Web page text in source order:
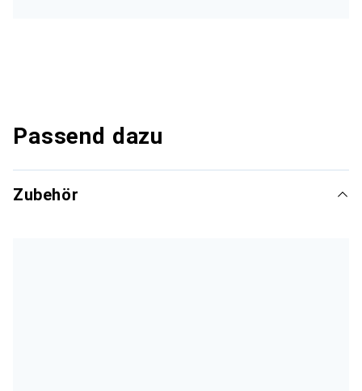
Passend dazu
Zubehör